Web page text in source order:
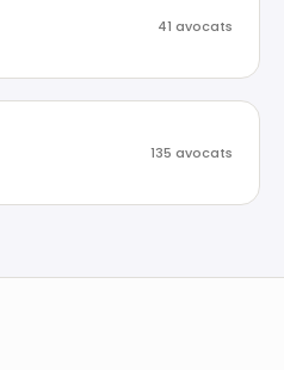
41 avocats
135 avocats